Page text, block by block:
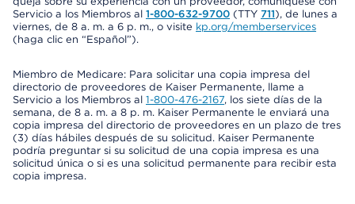
Servicio a los Miembros al 1-800-632-9700 (TTY 711), de lunes a
viernes, de 8 a. m. a 6 p. m., o visite kp.org/memberservices
(haga clic en “Español”).
Miembro de Medicare: Para solicitar una copia impresa del
directorio de proveedores de Kaiser Permanente, llame a
Servicio a los Miembros al 1-800-476-2167, los siete días de la
semana, de 8 a. m. a 8 p. m. Kaiser Permanente le enviará una
copia impresa del directorio de proveedores en un plazo de tres
(3) días hábiles después de su solicitud. Kaiser Permanente
podría preguntar si su solicitud de una copia impresa es una
solicitud única o si es una solicitud permanente para recibir esta
copia impresa.